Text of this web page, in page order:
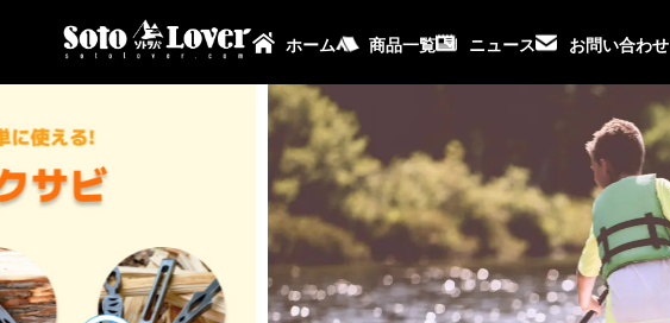
ホーム 商品一覧 ニュース お問い合わせ